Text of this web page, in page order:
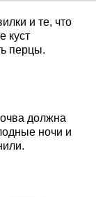
и те, что
куст
перцы.
должна
ночи и